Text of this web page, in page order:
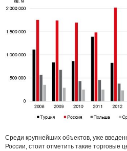
Среди крупнейших объектов, уже
России, стоит отметить такие торговые